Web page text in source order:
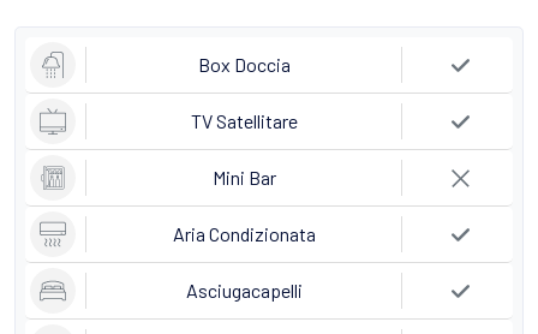
Box Doccia
TV Satellitare
Mini Bar
Aria Condizionata
Asciugacapelli